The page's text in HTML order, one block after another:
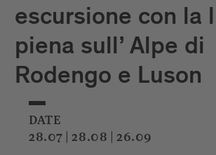
escursione con la
piena sull’ Alpe di
Rodengo e Luson
DATE
28.07 | 28.08 | 26.09